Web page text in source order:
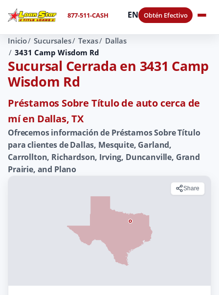
877-511-CASH EN Obtén Efectivo
Inicio Sucursales Texas
Dallas
3431 Camp Wisdom Rd
Sucursal Cerrada en 3431 Camp
Wisdom Rd
Préstamos Sobre Título de auto cerca de
mí en Dallas, TX
Ofrecemos información de Préstamos Sobre Título
para clientes de Dallas, Mesquite, Garland,
Carrollton, Richardson, Irving, Duncanville, Grand
Prairie, and Plano
Share